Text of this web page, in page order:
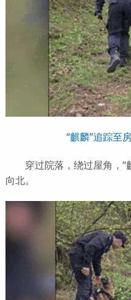
“麒麟”追踪至
穿过院落，绕过屋角，“
向北。